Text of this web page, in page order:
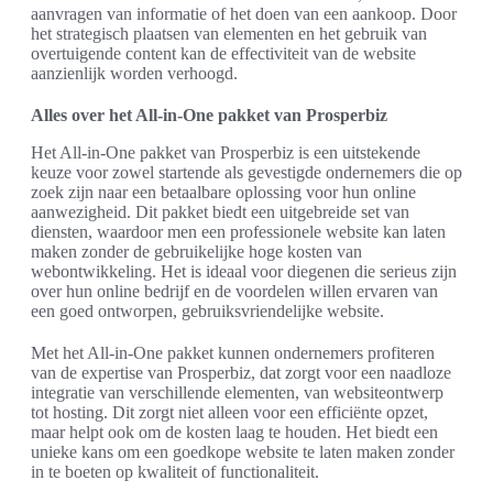
aanvragen van informatie of het doen van een aankoop. Door
het strategisch plaatsen van elementen en het gebruik van
overtuigende content kan de effectiviteit van de website
aanzienlijk worden verhoogd.
Alles over het All-in-One pakket van Prosperbiz
Het All-in-One pakket van Prosperbiz is een uitstekende
keuze voor zowel startende als gevestigde ondernemers die op
zoek zijn naar een betaalbare oplossing voor hun online
aanwezigheid. Dit pakket biedt een uitgebreide set van
diensten, waardoor men een professionele website kan laten
maken zonder de gebruikelijke hoge kosten van
webontwikkeling. Het is ideaal voor diegenen die serieus zijn
over hun online bedrijf en de voordelen willen ervaren van
een goed ontworpen, gebruiksvriendelijke website.
Met het All-in-One pakket kunnen ondernemers profiteren
van de expertise van Prosperbiz, dat zorgt voor een naadloze
integratie van verschillende elementen, van websiteontwerp
tot hosting. Dit zorgt niet alleen voor een efficiënte opzet,
maar helpt ook om de kosten laag te houden. Het biedt een
unieke kans om een goedkope website te laten maken zonder
in te boeten op kwaliteit of functionaliteit.